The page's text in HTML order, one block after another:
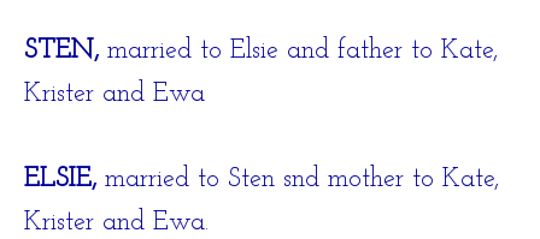
STEN, married to Elsie and father to Kate,
Krister and Ewa
ELSIE, married to Sten snd mother to Kate,
Krister and Ewa.